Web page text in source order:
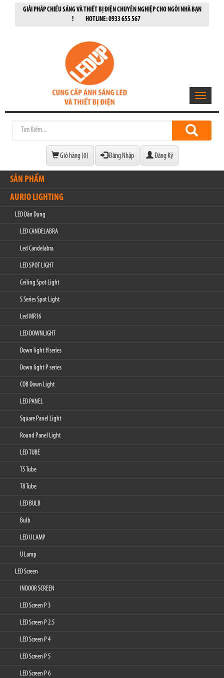
GIẢI PHÁP CHIẾU SÁNG VÀ THIẾT BỊ ĐIỆN CHUYÊN NGHIỆP CHO NGÔI NHÀ BẠN
! HOTLINE: 0933 655 567
Toggle
Giỏ hàng (0) Đăng Nhập Đăng Ký
SẢN PHẨM
AURIO LIGHTING
LED Dân Dụng
LED CANDELABRA
Led Candelabra
LED SPOT LIGHT
Ceiling Spot Light
S Series Spot Light
Led MR16
LED DOWNLIGHT
Down light H series
Down light P series
COB Down Light
LED PANEL
Square Panel Light
Round Panel Light
LED TUBE
T5 Tube
T8 Tube
LED BULB
Bulb
LED U LAMP
U Lamp
LED Screen
INDOOR SCREEN
LED Screen P 3
LED Screen P 2.5
LED Screen P 4
LED Screen P 5
LED Screen P 6